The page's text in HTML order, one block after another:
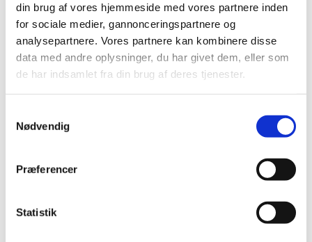
din brug af vores hjemmeside med vores partnere inden
for sociale medier, gannonceringspartnere og
analysepartnere. Vores partnere kan kombinere disse
data med andre oplysninger, du har givet dem, eller som
de har indsamlet fra din brug af deres tjenester.
Nødvendig
Præferencer
Statistik
Jobinstruktion, oplæring af
produktionsmedarbejder
Dato
06-10-2026 - 07-10-2026
Fagkode
Fakta